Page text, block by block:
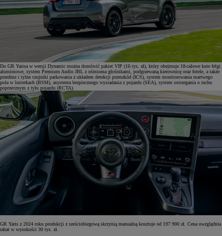
Do GR Yarisa w wersji Dynamic można domówić pakiet VIP (16 tys. zł), który obejmuje 18-calowe kute felgi
aluminiowe, system Premium Audio JBL z ośmioma głośnikami, podgrzewaną kierownicę oraz fotele, a także
przednie i tylne czujniki parkowania z układem detekcji przeszkód (ICS), system monitorowania martwego
pola w lusterkach (BSM), asystenta bezpiecznego wysiadania z pojazdu (SEA), system ostrzegania o ruchu
poprzecznym z tyłu pojazdu (RCTA).
GR Yaris z 2024 roku produkcji z sześciobiegową skrzynią manualną kosztuje od 197 900 zł. Cena uwzględnia
rabat w wysokości 30 tys. zł.